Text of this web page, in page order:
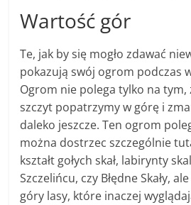
poradniki
każdy
temat
Wartość gór
Te, jak by się mogło zdawać
pokazują swój ogrom podczas
Ogrom nie polega tylko na
szczyt popatrzymy w górę i
daleko jeszcze. Ten ogrom
można dostrzec szczególnie
kształt gołych skał, labirynty
Szczelińcu, czy Błędne Skały,
góry lasy, które inaczej